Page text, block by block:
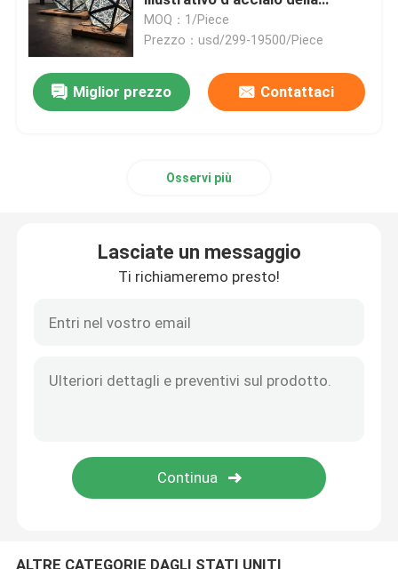
Parete Art Sculpture del metallo
Scultura della fontana
Arte di lusso della mobilia
Scultura d'acciaio di Corten
Belhi bronzee fuse
scultura
MOQ：1/Piece
Prezzo：usd/299-19500/Piece
Miglior prezzo Contattaci
Osservi più
Lasciate un messaggio
Ti richiameremo presto!
ALTRE CATEGORIE DAGLI STATI UNITI